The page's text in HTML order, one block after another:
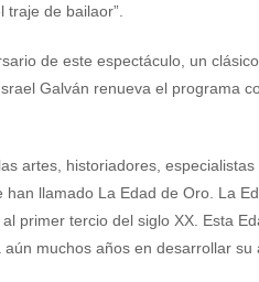
traje de bailaor”.
de este espectáculo, un
Galván renueva el programa
artes, historiadores,
llamado La Edad de Oro. La
primer tercio del siglo XX. Esta
muchos años en desarrollar su